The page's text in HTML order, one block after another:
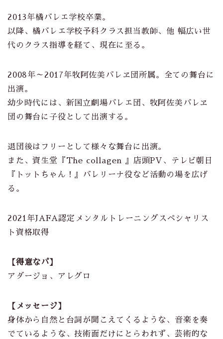
2013年橘バレエ学校卒業。
以降、橘バレエ学校予科クラス担当教師、他 幅広い世
代のクラス指導を経て、現在に至る。
2008年～2017年牧阿佐美バレヱ団所属。全ての舞台に
出演。
幼少時代には、新国立劇場バレエ団、牧阿佐美バレヱ
団の舞台に子役として出演する。
退団後はフリーとして様々な舞台に出演。
また、資生堂『The collagen 』店頭PV、テレビ朝日
『トットちゃん！』バレリーナ役など活動の場を広げ
る。
2021年JAFA認定メンタルトレーニングスペシャリス
ト資格取得
【得意なパ】
アダージョ、アレグロ
【メッセージ】
身体から自然と台詞が聞こえてくるような、音楽を奏
でているような、技術面だけにとらわれず、芸術的な